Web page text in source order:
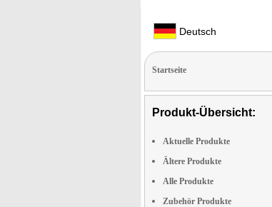
Deutsch
Startseite
Produkt-Übersicht:
Aktuelle Produkte
Ältere Produkte
Alle Produkte
Zubehör Produkte